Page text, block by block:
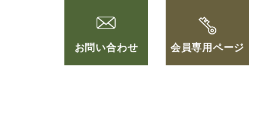
お問い合わせ 会員専用ページ